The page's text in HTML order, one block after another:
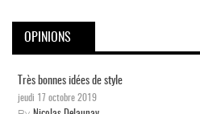
OPINIONS
Très bonnes idées de style
jeudi 17 octobre 2019